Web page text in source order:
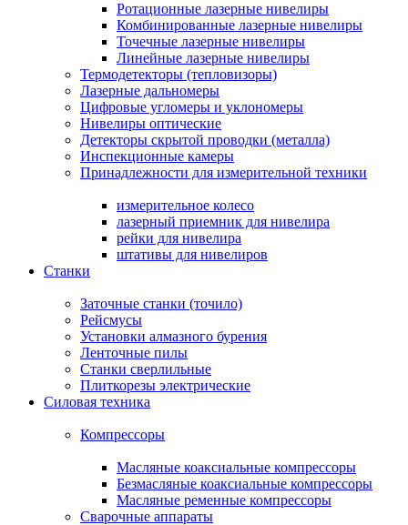
Ротационные лазерные нивелиры
Комбинированные лазерные нивелиры
Точечные лазерные нивелиры
Линейные лазерные нивелиры
Термодетекторы (тепловизоры)
Лазерные дальномеры
Цифровые угломеры и уклономеры
Нивелиры оптические
Детекторы скрытой проводки (металла)
Инспекционные камеры
Принадлежности для измерительной техники
измерительное колесо
лазерный приемник для нивелира
рейки для нивелира
штативы для нивелиров
Станки
Заточные станки (точило)
Рейсмусы
Установки алмазного бурения
Ленточные пилы
Станки сверлильные
Плиткорезы электрические
Силовая техника
Компрессоры
Масляные коаксиальные компрессоры
Безмасляные коаксиальные компрессоры
Масляные ременные компрессоры
Сварочные аппараты